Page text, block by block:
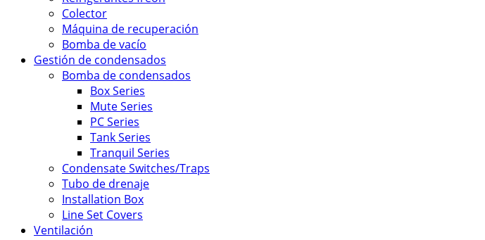
Colector
Máquina de recuperación
Bomba de vacío
Gestión de condensados
Bomba de condensados
Box Series
Mute Series
PC Series
Tank Series
Tranquil Series
Condensate Switches/Traps
Tubo de drenaje
Installation Box
Line Set Covers
Ventilación